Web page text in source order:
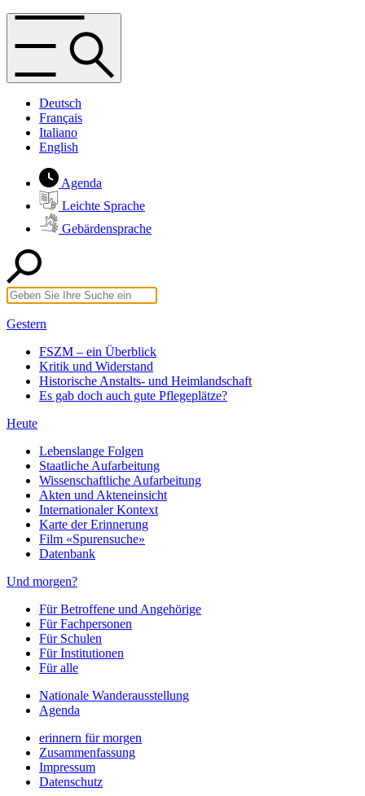
Deutsch
Français
Italiano
English
Agenda
Leichte Sprache
Gebärdensprache
Gestern
FSZM – ein Überblick
Kritik und Widerstand
Historische Anstalts- und Heimlandschaft
Es gab doch auch gute Pflegeplätze?
Heute
Lebenslange Folgen
Staatliche Aufarbeitung
Wissenschaftliche Aufarbeitung
Akten und Akteneinsicht
Internationaler Kontext
Karte der Erinnerung
Film «Spurensuche»
Datenbank
Und morgen?
Für Betroffene und Angehörige
Für Fachpersonen
Für Schulen
Für Institutionen
Für alle
Nationale Wanderausstellung
Agenda
erinnern für morgen
Zusammenfassung
Impressum
Datenschutz